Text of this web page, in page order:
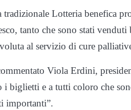
Lotteria benefica
tanto che sono stati
al servizio di cure
Viola Erdini,
i biglietti e a tutti coloro che
importanti”.